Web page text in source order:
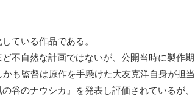
ている作品である。
不自然な計画ではないが、公開当時に製作期
も監督は原作を手懸けた大友克洋自身が担当
谷のナウシカ』を発表し評価されているが、